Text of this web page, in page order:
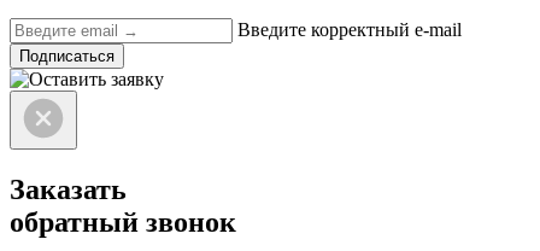
Введите корректный e-mail
Подписаться
Заказать
обратный звонок